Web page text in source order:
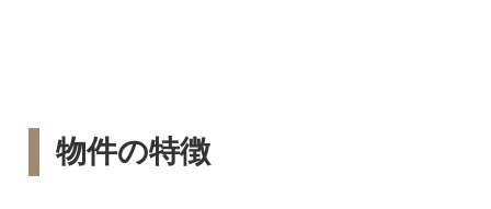
物件の特徴